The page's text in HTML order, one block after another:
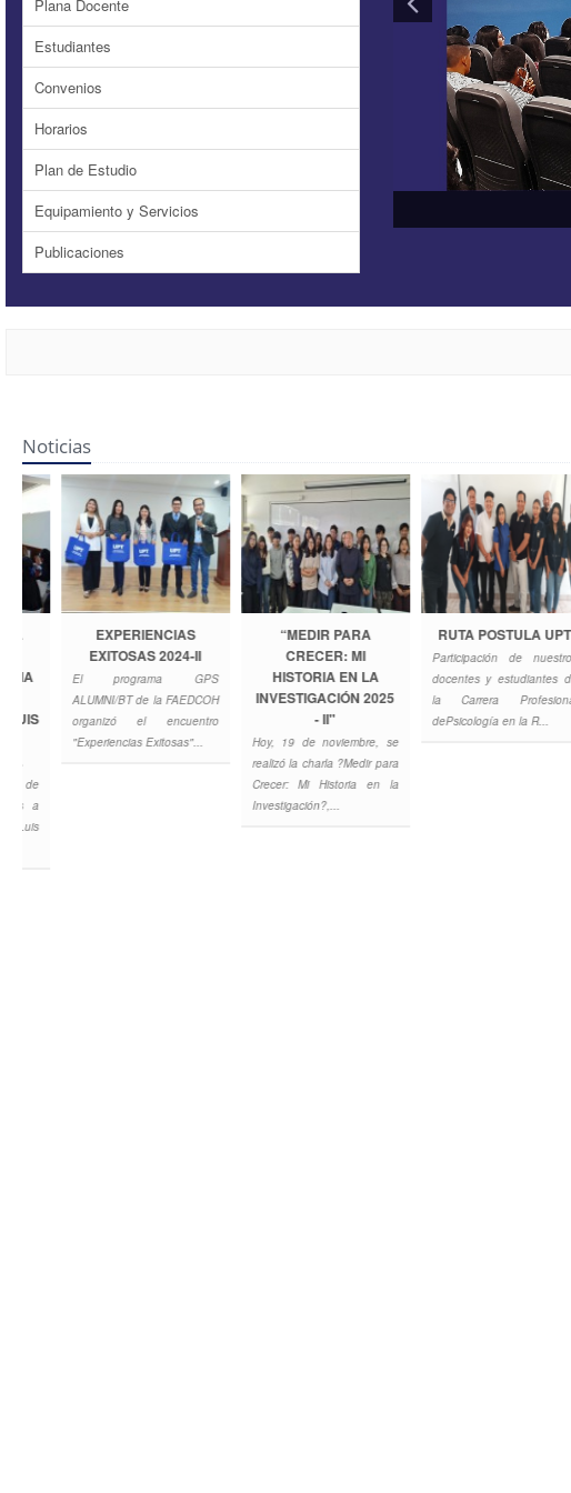
Plana Docente
Estudiantes
Convenios
Horarios
Plan de Estudio
Equipamiento y Servicios
Publicaciones
Noticias
EXPERIENCIAS
EXITOSAS 2024-II
El programa GPS
ALUMNI/BT de la FAEDCOH
organizó el encuentro
"Experiencias Exitosas"...
“MEDIR PARA
CRECER: MI
HISTORIA EN LA
INVESTIGACIÓN 2025
Hoy, 19 de noviembre, se
realizó la charla ?Medir para
Crecer: Mi Historia en la
Investigación?,...
RUTA POSTULA UPT
Participación de nuestros
docentes y estudiantes de
la Carrera Profesional
dePsicología en la R...